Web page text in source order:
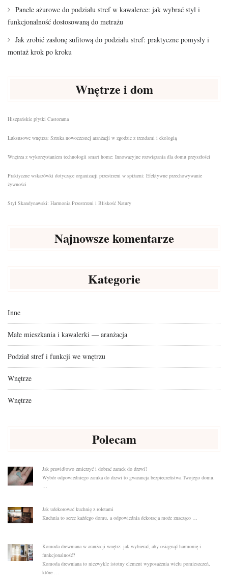
Panele ażurowe do podziału stref w kawalerce: jak wybrać styl i
funkcjonalność dostosowaną do metrażu
Jak zrobić zasłonę sufitową do podziału stref: praktyczne pomysły i
montaż krok po kroku
Wnętrze i dom
Hiszpańskie płytki Castorama
Luksusowe wnętrza: Sztuka nowoczesnej aranżacji w zgodzie z trendami i ekologią
Wnętrza z wykorzystaniem technologii smart home: Innowacyjne rozwiązania dla domu przyszłości
Praktyczne wskazówki dotyczące organizacji przestrzeni w spiżarni: Efektywne przechowywanie
żywności
Styl Skandynawski: Harmonia Przestrzeni i Bliskość Natury
Najnowsze komentarze
Kategorie
Inne
Małe mieszkania i kawalerki — aranżacja
Podział stref i funkcji we wnętrzu
Wnętrze
Wnętrze
Polecam
Jak prawidłowo zmierzyć i dobrać zamek do drzwi?
Wybór odpowiedniego zamka do drzwi to gwarancja bezpieczeństwa Twojego domu.
…
Jak udekorować kuchnię z roletami
Kuchnia to serce każdego domu, a odpowiednia dekoracja może znacząco …
Komoda drewniana w aranżacji wnętrz: jak wybierać, aby osiągnąć harmonię i
funkcjonalność?
Komoda drewniana to niezwykle istotny element wyposażenia wielu pomieszczeń,
które …